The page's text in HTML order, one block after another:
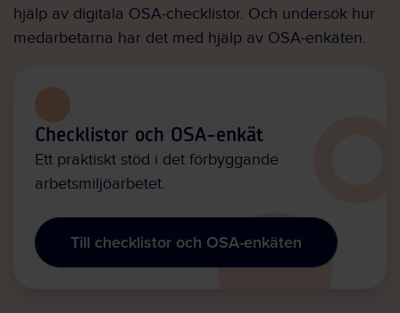
hjälp av digitala OSA-checklistor. Och undersök hur
medarbetarna har det med hjälp av OSA-enkäten.
Checklistor och OSA-enkät
Ett praktiskt stöd i det förbyggande
arbetsmiljöarbetet.
Till checklistor och OSA-enkäten